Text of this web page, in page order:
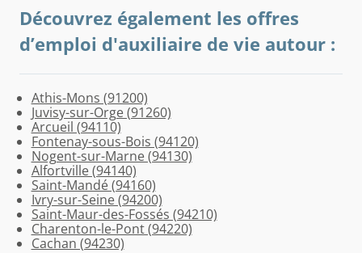
Découvrez également les offres
d’emploi d'auxiliaire de vie autour :
Athis-Mons (91200)
Juvisy-sur-Orge (91260)
Arcueil (94110)
Fontenay-sous-Bois (94120)
Nogent-sur-Marne (94130)
Alfortville (94140)
Saint-Mandé (94160)
Ivry-sur-Seine (94200)
Saint-Maur-des-Fossés (94210)
Charenton-le-Pont (94220)
Cachan (94230)
Gentilly
(94250)
Le
Kremlin-
Bicêtre
(94270)
Vincennes
(94300)
Joinville-
le-
Pont
(94340)
Saint-
Maurice
(94410)
Maisons-
Alfort
(94700)
Villejuif
(94800)
Saint-
Maur-
des-
Fossés
(94100)